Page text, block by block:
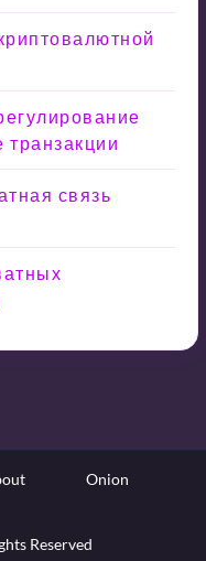
транзакции
связь
Onion
Reserved